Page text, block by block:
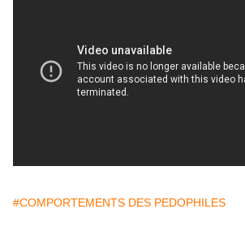
#COMPORTEMENTS DES PEDOPHILES